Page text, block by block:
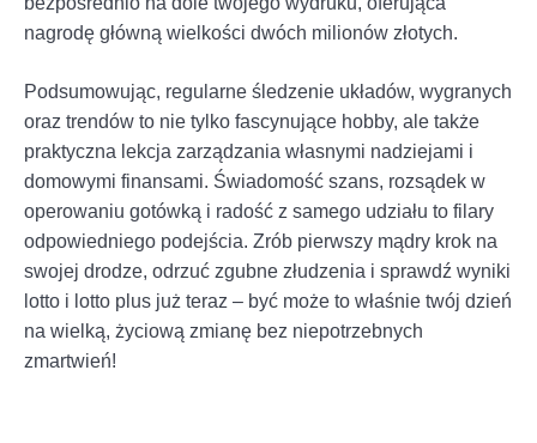
nagrodę główną wielkości dwóch milionów złotych.
Podsumowując, regularne śledzenie układów, wygranych
oraz trendów to nie tylko fascynujące hobby, ale także
praktyczna lekcja zarządzania własnymi nadziejami i
domowymi finansami. Świadomość szans, rozsądek w
operowaniu gotówką i radość z samego udziału to filary
odpowiedniego podejścia. Zrób pierwszy mądry krok na
swojej drodze, odrzuć zgubne złudzenia i sprawdź wyniki
lotto i lotto plus już teraz – być może to właśnie twój dzień
na wielką, życiową zmianę bez niepotrzebnych
zmartwień!